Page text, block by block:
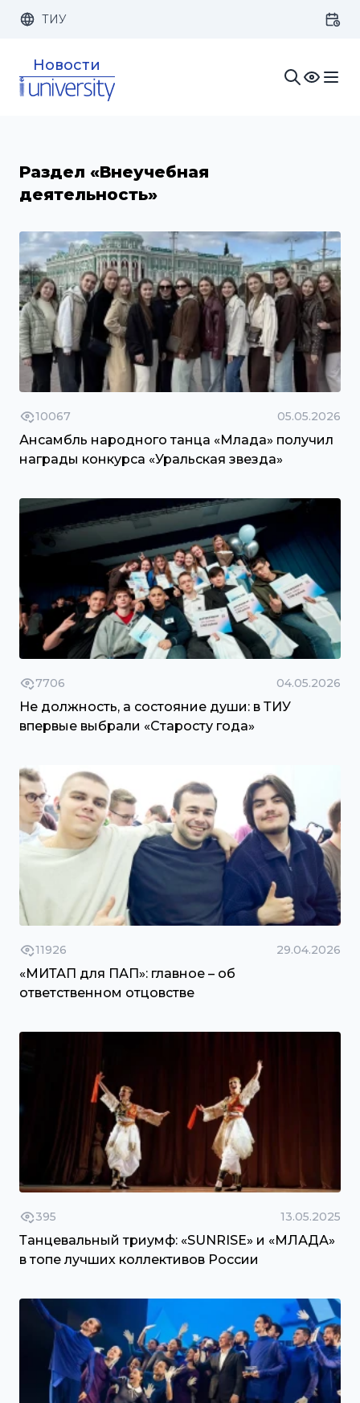
Изображения:
ТИУ
Новости
Раздел «Внеучебная
деятельность»
10067 05.05.2026
Ансамбль народного танца «Млада» получил
награды конкурса «Уральская звезда»
7706 04.05.2026
Не должность, а состояние души: в ТИУ
впервые выбрали «Старосту года»
11926 29.04.2026
«МИТАП для ПАП»: главное – об
ответственном отцовстве
395 13.05.2025
Танцевальный триумф: «SUNRISE» и «МЛАДА»
в топе лучших коллективов России